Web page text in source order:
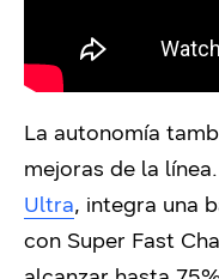
La autonomía
mejoras de la
Ultra, integra una
con Super Fast